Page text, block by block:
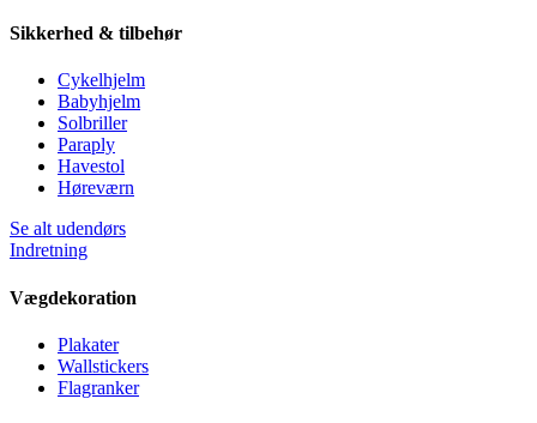
Sikkerhed & tilbehør
Cykelhjelm
Babyhjelm
Solbriller
Paraply
Havestol
Høreværn
Se alt udendørs
Indretning
Vægdekoration
Plakater
Wallstickers
Flagranker